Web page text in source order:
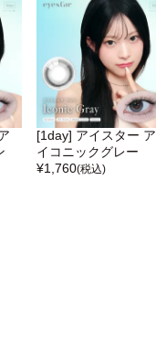
[1day] アイスター ア
イコニックグレー
¥1,760(税込)